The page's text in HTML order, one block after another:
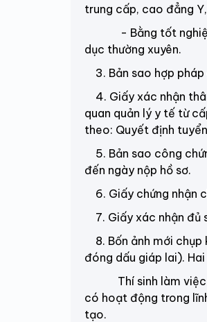
trung cấp, cao đẳng
- Bằng tốt nghiệp
dục thường xuyên.
3. Bản sao hợp pháp
4. Giấy xác nhận
quan quản lý y tế từ
theo: Quyết định
5. Bản sao công
đến ngày nộp hồ sơ.
6. Giấy chứng nhận
7. Giấy xác nhận đủ
8. Bốn ảnh mới
đóng dấu giáp lai).
Thí sinh làm việc
có hoạt động trong
tạo.